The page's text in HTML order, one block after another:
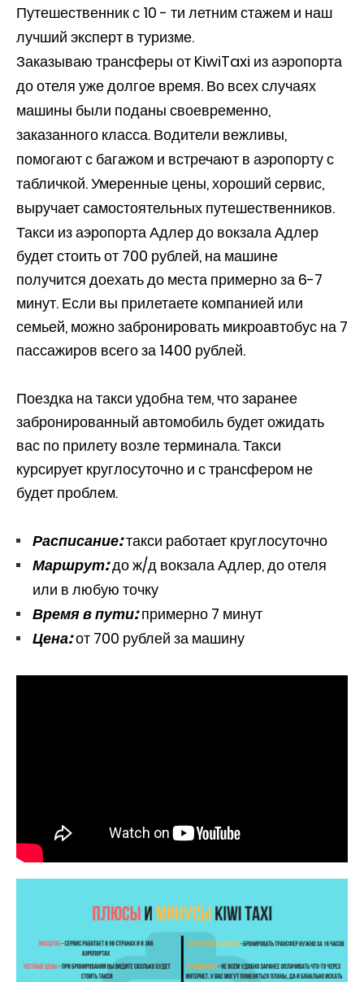
Путешественник с 10 - ти летним стажем и наш
лучший эксперт в туризме.
Заказываю трансферы от KiwiTaxi из аэропорта
до отеля уже долгое время. Во всех случаях
машины были поданы своевременно,
заказанного класса. Водители вежливы,
помогают с багажом и встречают в аэропорту с
табличкой. Умеренные цены, хороший сервис,
выручает самостоятельных путешественников.
Такси из аэропорта Адлер до вокзала Адлер
будет стоить от 700 рублей, на машине
получится доехать до места примерно за 6-7
минут. Если вы прилетаете компанией или
семьей, можно забронировать микроавтобус на 7
пассажиров всего за 1400 рублей.
Поездка на такси удобна тем, что заранее
забронированный автомобиль будет ожидать
вас по прилету возле терминала. Такси
курсирует круглосуточно и с трансфером не
будет проблем.
Расписание:такси работает круглосуточно
Маршрут:до ж/д вокзала Адлер, до отеля
или в любую точку
Время в пути:примерно 7 минут
Цена:от 700 рублей за машину